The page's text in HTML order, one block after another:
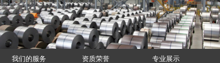
我们的服务 资质荣誉 专业展示